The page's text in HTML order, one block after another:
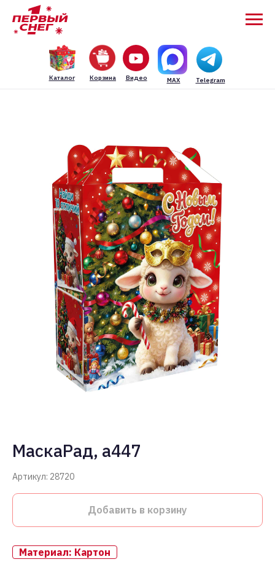
Каталог Видео
Корзина Telegram
MAX
МаскаРад, a447
Артикул: 28720
Добавить в корзину
Материал: Картон